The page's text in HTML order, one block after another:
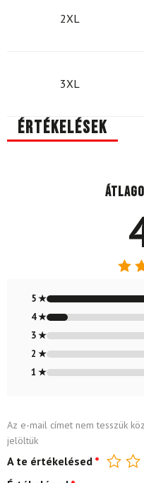
2XL
3XL
Értékelések
5 ★
4 ★
3 ★
2 ★
1 ★
Az e-mail címet nem tesszük
jelöltük
A te értékelésed *